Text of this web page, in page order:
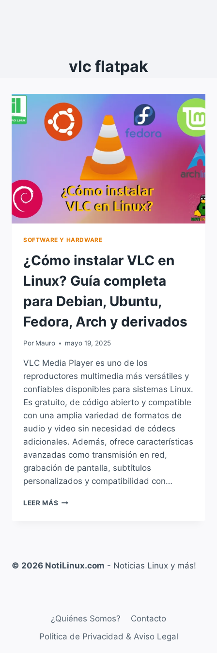
vlc flatpak
SOFTWARE Y HARDWARE
¿Cómo instalar VLC en
Linux? Guía completa
para Debian, Ubuntu,
Fedora, Arch y derivados
Por Mauro mayo 19, 2025
VLC Media Player es uno de los
reproductores multimedia más versátiles y
confiables disponibles para sistemas Linux.
Es gratuito, de código abierto y compatible
con una amplia variedad de formatos de
audio y video sin necesidad de códecs
adicionales. Además, ofrece características
avanzadas como transmisión en red,
grabación de pantalla, subtítulos
personalizados y compatibilidad con…
LEER MÁS ¿CÓMO
COMPLETA
Y
DERIVADOS
© 2026 NotiLinux.com - Noticias Linux y más!
¿Quiénes Somos?
Contacto
Política de Privacidad & Aviso Legal